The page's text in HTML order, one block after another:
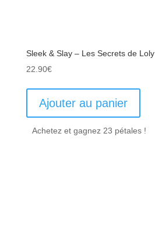
Sleek & Slay – Les Secrets de Loly
22.90€
Ajouter au panier
Achetez et gagnez 23 pétales !